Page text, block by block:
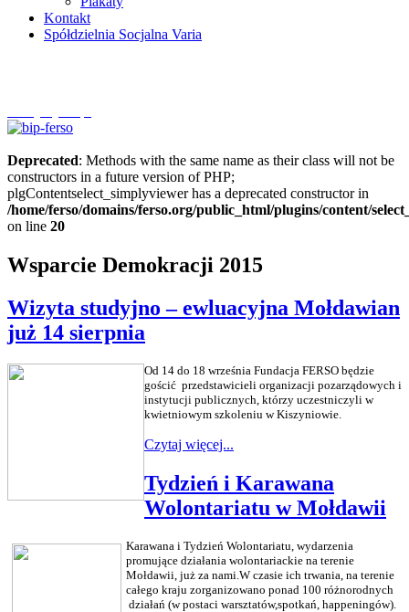
Kontakt
Spółdzielnia Socjalna Varia
Deprecated: Methods with the same name as their class will not be
constructors in a future version of PHP;
plgContentselect_simplyviewer has a deprecated constructor in
/home/ferso/domains/ferso.org/public_html/plugins/content/
on line 20
Wsparcie Demokracji 2015
Wizyta studyjno – ewluacyjna Mołdawian
już 14 sierpnia
Od 14 do 18 września Fundacja FERSO będzie
gościć przedstawicieli organizacji pozarządowych i
instytucji publicznych, którzy uczestniczyli w
kwietniowym szkoleniu w Kiszyniowie.
Czytaj więcej...
Tydzień i Karawana
Wolontariatu w Mołdawii
Karawana i Tydzień Wolontariatu, wydarzenia
promujące działania wolontariackie na terenie
Mołdawii, już za nami. W czasie ich trwania, na terenie
całego kraju zorganizowano ponad 100 różnorodnych
działań (w postaci warsztatów,spotkań, happeningów).